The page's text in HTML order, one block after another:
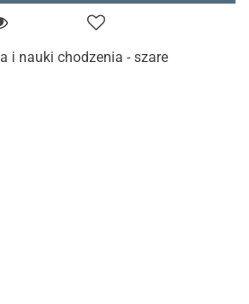
i nauki chodzenia - szare